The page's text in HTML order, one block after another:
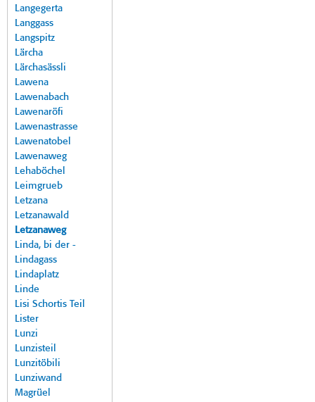
Langegerta
Langgass
Langspitz
Lärcha
Lärchasässli
Lawena
Lawenabach
Lawenaröfi
Lawenastrasse
Lawenatobel
Lawenaweg
Lehaböchel
Leimgrueb
Letzana
Letzanawald
Letzanaweg
Linda, bi der -
Lindagass
Lindaplatz
Linde
Lisi Schortis Teil
Lister
Lunzi
Lunzisteil
Lunzitöbili
Lunziwand
Magrüel